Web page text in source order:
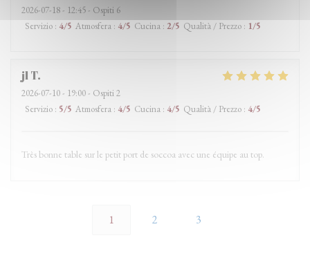
2026-07-18 - 12:45 - Ospiti 6
Servizio : 4/5 Atmosfera : 4/5 Cucina : 2/5 Qualità / Prezzo : 1/5
jlT
2026-07-10 - 19:00 - Ospiti 2
Servizio : 5/5 Atmosfera : 4/5 Cucina : 4/5 Qualità / Prezzo : 4/5
Très bonne table sur le petit port de soccoa avec une équipe au top.
1 2 3